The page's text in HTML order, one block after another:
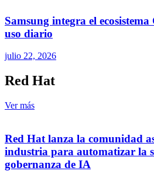
Samsung integra el
uso diario
julio 22, 2026
Red Hat
Ver más
Red Hat lanza la comunidad
industria para automatizar la
gobernanza de IA